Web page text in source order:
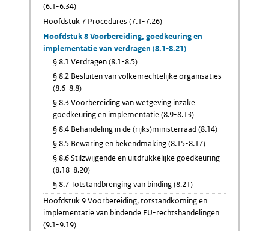
(6.1-6.34)
Hoofdstuk 7 Procedures (7.1-7.26)
Hoofdstuk 8 Voorbereiding, goedkeuring en
implementatie van verdragen (8.1-8.21)
§ 8.1 Verdragen (8.1-8.5)
§ 8.2 Besluiten van volkenrechtelijke organisaties
(8.6-8.8)
§ 8.3 Voorbereiding van wetgeving inzake
goedkeuring en implementatie (8.9-8.13)
§ 8.4 Behandeling in de (rijks)ministerraad (8.14)
§ 8.5 Bewaring en bekendmaking (8.15-8.17)
§ 8.6 Stilzwijgende en uitdrukkelijke goedkeuring
(8.18-8.20)
§ 8.7 Totstandbrenging van binding (8.21)
Hoofdstuk 9 Voorbereiding, totstandkoming en
implementatie van bindende EU-rechtshandelingen
(9.1-9.19)